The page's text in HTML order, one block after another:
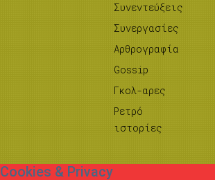
Συνεντεύξεις
Συνεργασίες
Αρθρογραφία
Gossip
Γκολ-αρες
Ρετρό
ιστορίες
Cookies & Privacy